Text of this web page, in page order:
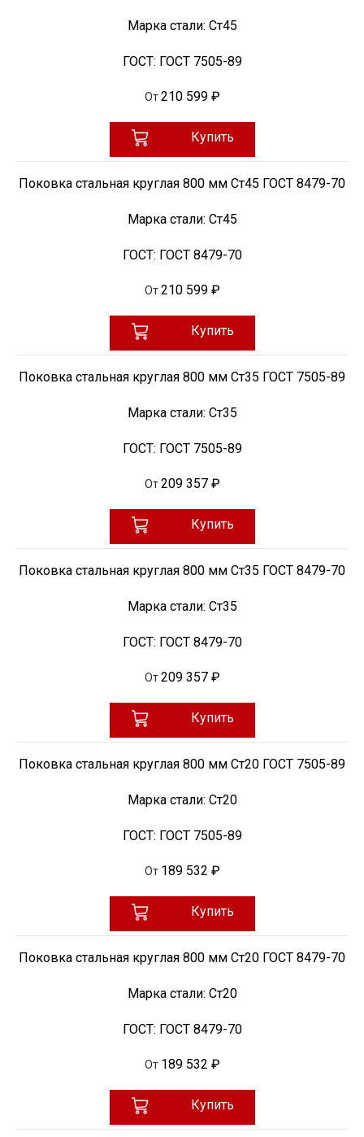
Марка стали: Ст45
ГОСТ: ГОСТ 7505-89
От 210 599 ₽
Купить
Поковка стальная круглая 800 мм Ст45 ГОСТ 8479-70
Марка стали: Ст45
ГОСТ: ГОСТ 8479-70
От 210 599 ₽
Купить
Поковка стальная круглая 800 мм Ст35 ГОСТ 7505-89
Марка стали: Ст35
ГОСТ: ГОСТ 7505-89
От 209 357 ₽
Купить
Поковка стальная круглая 800 мм Ст35 ГОСТ 8479-70
Марка стали: Ст35
ГОСТ: ГОСТ 8479-70
От 209 357 ₽
Купить
Поковка стальная круглая 800 мм Ст20 ГОСТ 7505-89
Марка стали: Ст20
ГОСТ: ГОСТ 7505-89
От 189 532 ₽
Купить
Поковка стальная круглая 800 мм Ст20 ГОСТ 8479-70
Марка стали: Ст20
ГОСТ: ГОСТ 8479-70
От 189 532 ₽
Купить